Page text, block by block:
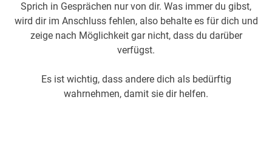
Sprich in Gesprächen nur von dir. Was immer du gibst,
wird dir im Anschluss fehlen, also behalte es für dich und
zeige nach Möglichkeit gar nicht, dass du darüber
verfügst.
Es ist wichtig, dass andere dich als bedürftig
wahrnehmen, damit sie dir helfen.